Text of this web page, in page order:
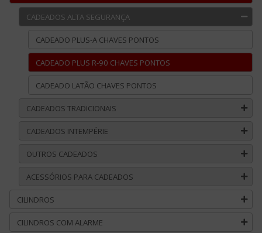
CADEADOS ALTA SEGURANÇA
CADEADO PLUS-A CHAVES PONTOS
CADEADO PLUS R-90 CHAVES PONTOS
CADEADO LATÃO CHAVES PONTOS
CADEADOS TRADICIONAIS
CADEADOS INTEMPÉRIE
OUTROS CADEADOS
ACESSÓRIOS PARA CADEADOS
CILINDROS
CILINDROS COM ALARME